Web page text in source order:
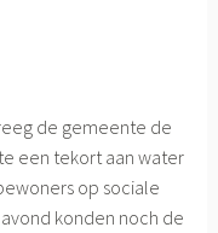
de gemeente de
een tekort aan water
op sociale
konden noch de